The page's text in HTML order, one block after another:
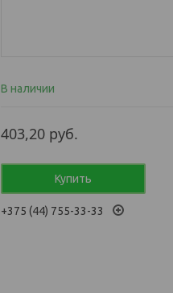
В наличии
403,20 руб.
Купить
+375 (44) 755-33-33